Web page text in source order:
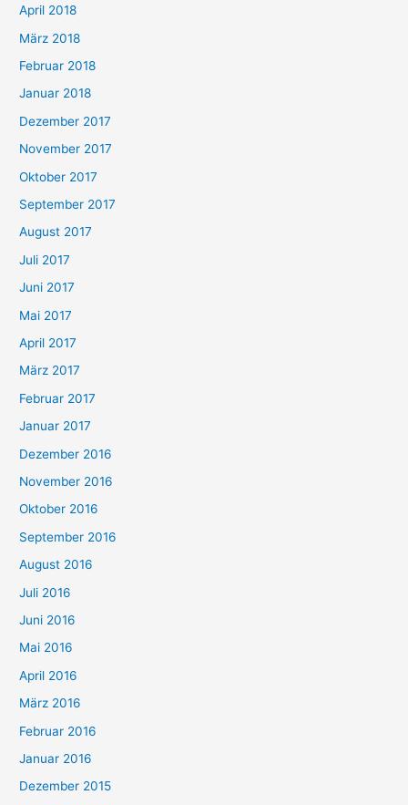
April 2018
März 2018
Februar 2018
Januar 2018
Dezember 2017
November 2017
Oktober 2017
September 2017
August 2017
Juli 2017
Juni 2017
Mai 2017
April 2017
März 2017
Februar 2017
Januar 2017
Dezember 2016
November 2016
Oktober 2016
September 2016
August 2016
Juli 2016
Juni 2016
Mai 2016
April 2016
März 2016
Februar 2016
Januar 2016
Dezember 2015